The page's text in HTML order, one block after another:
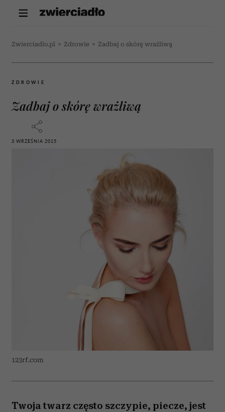
Zwierciadlo.pl > Zdrowie > Zadbaj o skórę wrażliwą
ZDROWIE
Zadbaj o skórę wrażliwą
3 WRZEŚNIA 2015
123rf.com
Twoja twarz często szczypie, piecze, jest